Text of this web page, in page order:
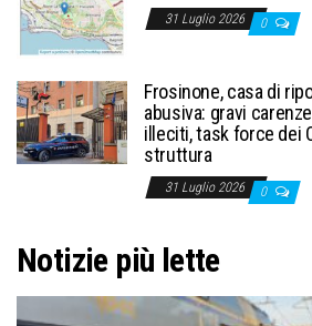
31 Luglio 2026 0
Frosinone, casa di
abusiva: gravi
illeciti, task force dei
struttura
31 Luglio 2026 0
Notizie più lette